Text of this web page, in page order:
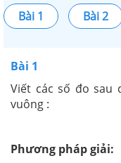
Bài 1 Bài 2
Bài 1
Viết các số đo sau
vuông :
Phương pháp giải: